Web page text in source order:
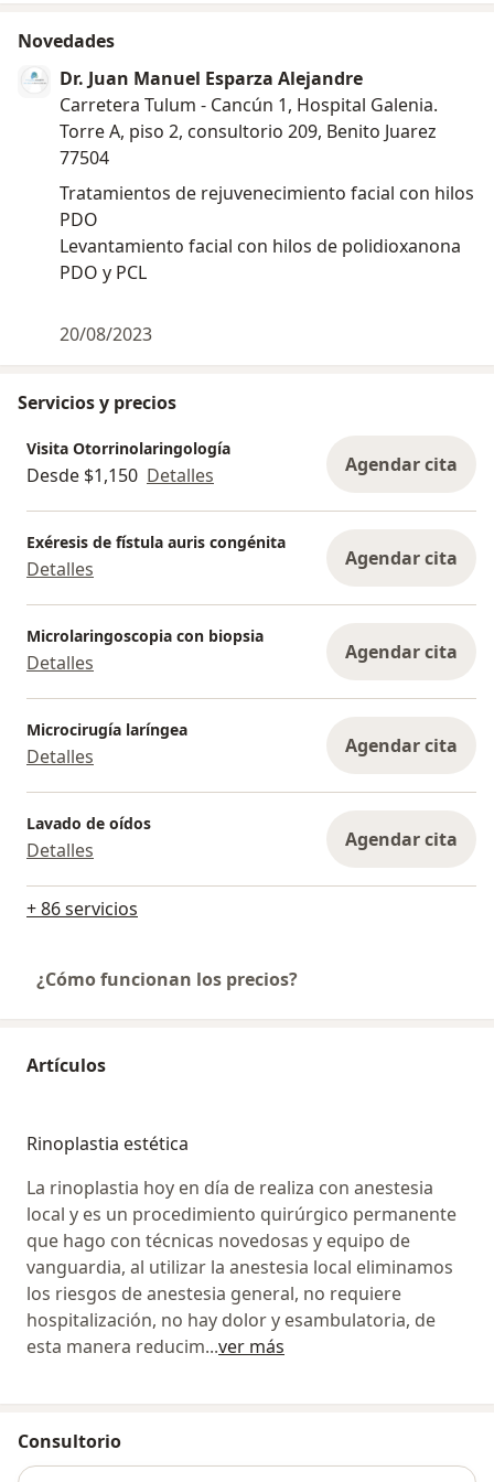
medicina avalada por la Universidad de Quintana Roo.
☛ Asistencia a múltiples congresos nacionales e
la Sociedad Mexicana de Otorrinolaringología y
Cirugía de Cabeza y Cuello y por la Federación
Mexicana de Otorrinolaringología y Cirugía de Cabeza
y Cuello.
☛ Actualmente realizo mi trabajo en la práctica
privada en el hospital Galenia.
★ Educación:
☛ Carrera de medicina en la Universidad de
☛ 2002-2006 León Guanajuato
cirugía de cabeza y cuello.
Presenté 4 trabajos de investigación en el 53 congreso
nacional de la sociedad mexicana de
otorrinolaringología y cirugía de cabeza y cuello
titulados:
componente alérgico.
☛ Resultados de miringoplastias en el H. E. IMSS CMN
León Gto. Durante el periodo 1998-2002.
☛ Quinolona vs. Clindamicina en manejo de sinusitis
cónica.
Novedades
Dr. Juan Manuel Esparza Alejandre
Carretera Tulum - Cancún 1, Hospital Galenia.
Torre A, piso 2, consultorio 209, Benito Juarez
77504
Tratamientos de rejuvenecimiento facial con hilos
PDO
Levantamiento facial con hilos de polidioxanona
PDO y PCL
20/08/2023
Servicios y precios
Visita Otorrinolaringología
Desde $1,150 Detalles Agendar cita
Exéresis de fístula auris congénita
Detalles Agendar cita
Microlaringoscopia con biopsia
Detalles Agendar cita
Microcirugía laríngea
Detalles Agendar cita
Lavado de oídos
Detalles Agendar cita
+ 86 servicios
¿Cómo funcionan los precios?
Artículos
Rinoplastia estética
La rinoplastia hoy en día de realiza con anestesia
local y es un procedimiento quirúrgico permanente
que hago con técnicas novedosas y equipo de
vanguardia, al utilizar la anestesia local eliminamos
los riesgos de anestesia general, no requiere
hospitalización, no hay dolor y esambulatoria, de
esta manera reducim...ver más
Consultorio